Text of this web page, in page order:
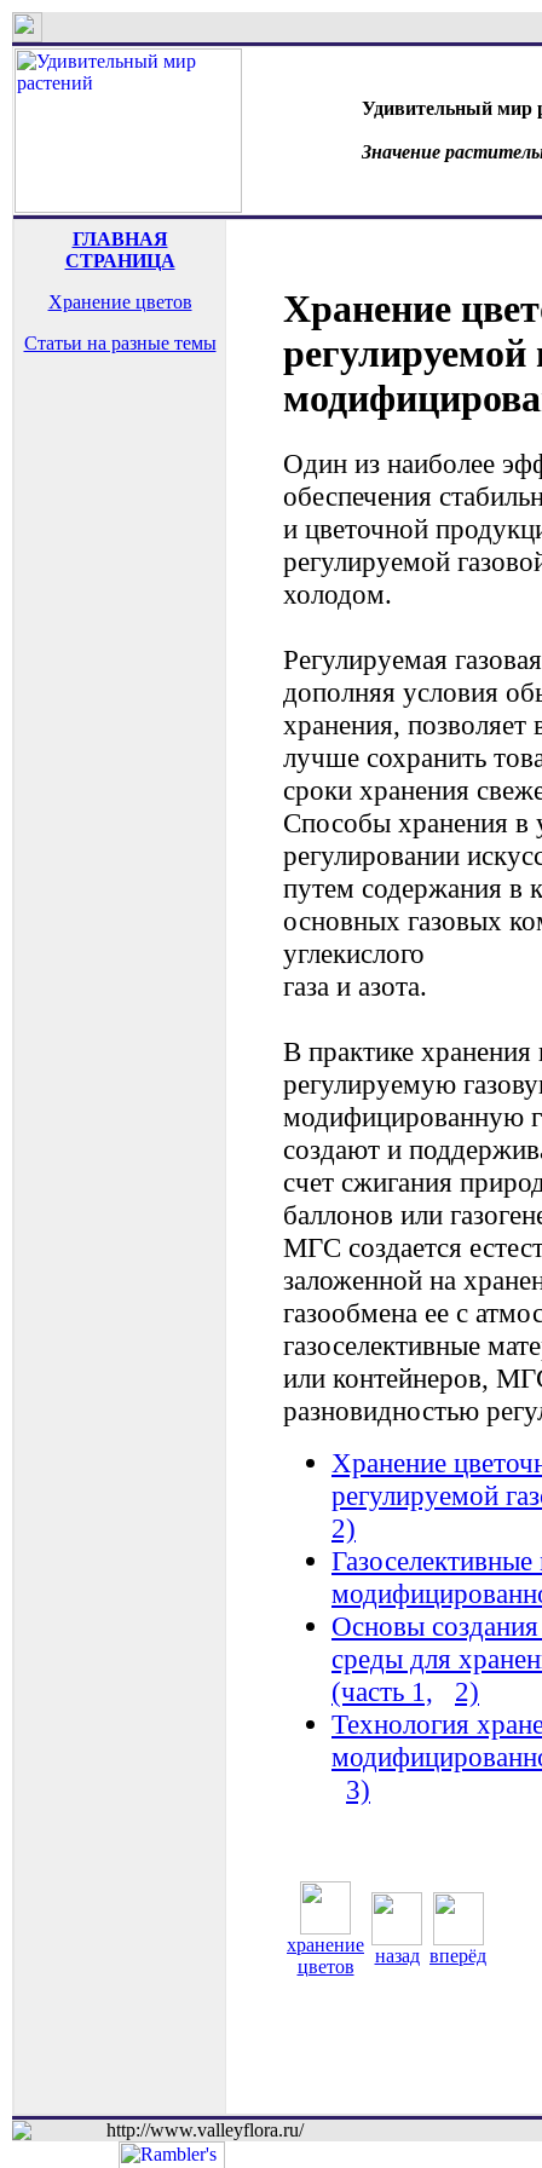
Удивительный мир
Значение
ГЛАВНАЯ
СТРАНИЦА
Хранение цветов
Статьи на разные темы
Хранение
регулируемой
Один из наиболее
обеспечения
и цветочной
регулируемой
холодом.
Регулируемая
дополняя условия
хранения, позволяет
лучше сохранить
сроки хранения
Способы хранения в
регулировании
путем содержания в
основных газовых
углекислого
газа и азота.
В практике хранения
регулируемую
модифицированную
создают и
счет сжигания
баллонов или
МГС создается
заложенной на
газообмена ее с
газоселективные
или контейнеров,
разновидностью
Хранение
регулируемой
2)
Основы
среды для
(часть 1,
2)
Технология
3)
хранение
цветов
назад вперёд
http://www.valleyflora.ru/